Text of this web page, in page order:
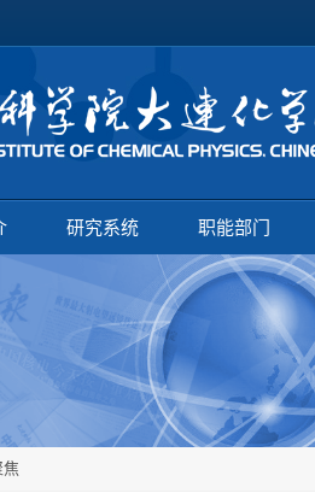
研究系统 职能部门